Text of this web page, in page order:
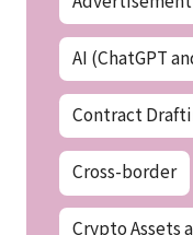
AI (ChatGPT
Contract
Cross-border
Crypto Assets